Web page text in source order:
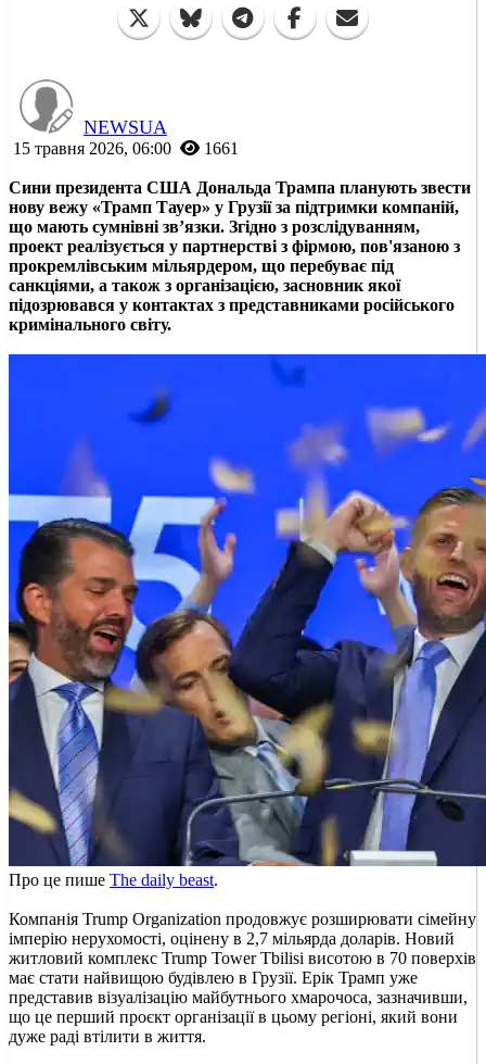
NEWSUA
15 травня 2026, 06:00 1661
Сини президента США Дональда Трампа планують звести
нову вежу «Трамп Тауер» у Грузії за підтримки компаній,
що мають сумнівні зв’язки. Згідно з розслідуванням,
проект реалізується у партнерстві з фірмою, пов'язаною з
прокремлівським мільярдером, що перебуває під
санкціями, а також з організацією, засновник якої
підозрювався у контактах з представниками російського
кримінального світу.
Про це пише The daily beast.
Компанія Trump Organization продовжує розширювати сімейну
імперію нерухомості, оцінену в 2,7 мільярда доларів. Новий
житловий комплекс Trump Tower Tbilisi висотою в 70 поверхів
має стати найвищою будівлею в Грузії. Ерік Трамп уже
представив візуалізацію майбутнього хмарочоса, зазначивши,
що це перший проєкт організації в цьому регіоні, який вони
дуже раді втілити в життя.